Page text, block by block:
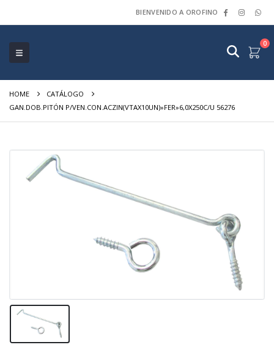
BIENVENIDO A OROFINO
0
HOME
CATÁLOGO
GAN.DOB.PITÓN P/VEN.CON.ACZIN(VTAX10UN)»FER»6,0X250C/U 56276